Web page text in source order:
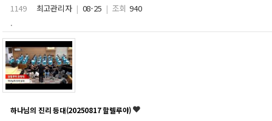
1149 최고관리자 | 08-25 | 조회 940
.
하나님의 진리 등대(20250817 할렐루야)